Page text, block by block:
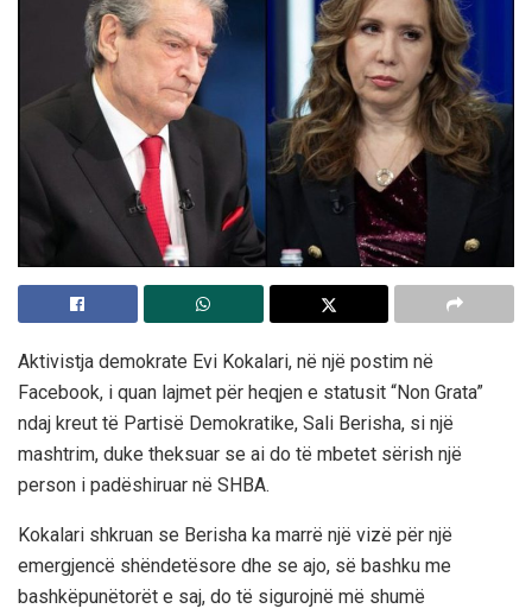
Aktivistja demokrate Evi Kokalari, në një postim në
Facebook, i quan lajmet për heqjen e statusit “Non Grata”
ndaj kreut të Partisë Demokratike, Sali Berisha, si një
mashtrim, duke theksuar se ai do të mbetet sërish një
person i padëshiruar në SHBA.
Kokalari shkruan se Berisha ka marrë një vizë për një
emergjencë shëndetësore dhe se ajo, së bashku me
bashkëpunëtorët e saj, do të sigurojnë më shumë